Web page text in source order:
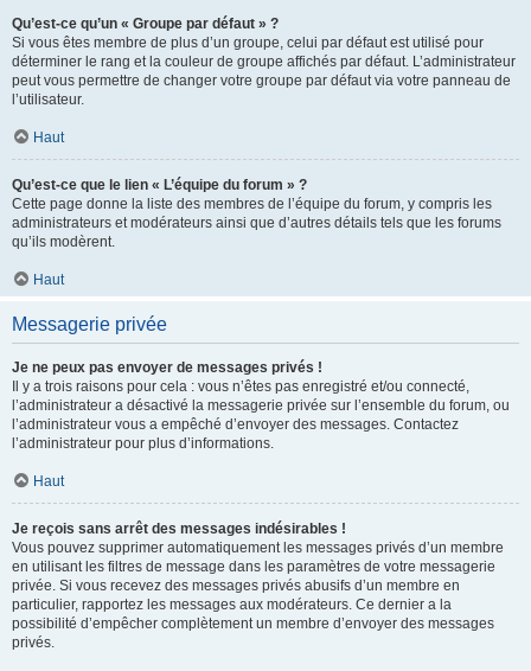
Qu’est-ce qu’un « Groupe par défaut » ?
Si vous êtes membre de plus d’un groupe, celui par défaut est utilisé pour
déterminer le rang et la couleur de groupe affichés par défaut. L’administrateur
peut vous permettre de changer votre groupe par défaut via votre panneau de
l’utilisateur.
Haut
Qu’est-ce que le lien « L’équipe du forum » ?
Cette page donne la liste des membres de l’équipe du forum, y compris les
administrateurs et modérateurs ainsi que d’autres détails tels que les forums
qu’ils modèrent.
Haut
Messagerie privée
Je ne peux pas envoyer de messages privés !
Il y a trois raisons pour cela : vous n’êtes pas enregistré et/ou connecté,
l’administrateur a désactivé la messagerie privée sur l’ensemble du forum, ou
l’administrateur vous a empêché d’envoyer des messages. Contactez
l’administrateur pour plus d’informations.
Haut
Je reçois sans arrêt des messages indésirables !
Vous pouvez supprimer automatiquement les messages privés d’un membre
en utilisant les filtres de message dans les paramètres de votre messagerie
privée. Si vous recevez des messages privés abusifs d’un membre en
particulier, rapportez les messages aux modérateurs. Ce dernier a la
possibilité d’empêcher complètement un membre d’envoyer des messages
privés.